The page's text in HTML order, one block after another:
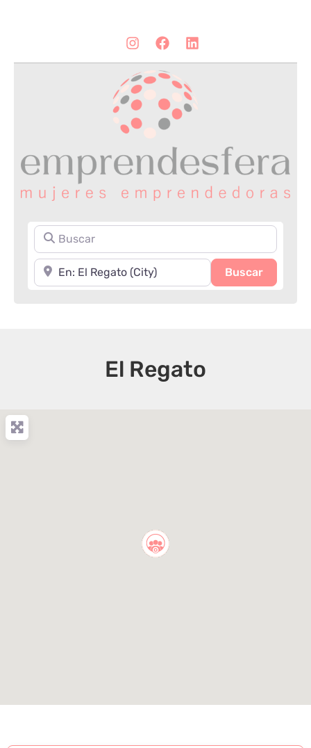
Buscar
Cerca de
BuscarSearch
El Regato